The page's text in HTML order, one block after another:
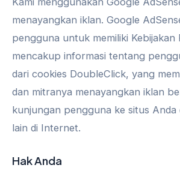
menayangkan iklan. Google
pengguna untuk memiliki Kebijakan
mencakup informasi tentang
dari cookies DoubleClick, yang
dan mitranya menayangkan iklan
kunjungan pengguna ke situs Anda
lain di Internet.
Hak Anda